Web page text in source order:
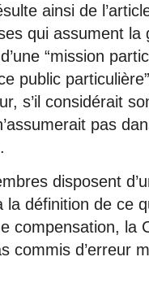
ainsi de
qui assument la
“mission
public
s’il considérait
pas
disposent
la définition de ce
compensation, la
commis d’erreur